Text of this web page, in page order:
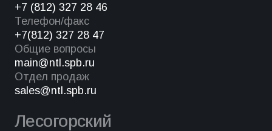
+7 (812) 327 28 46
Телефон/факс
+7(812) 327 28 47
Общие вопросы
main@ntl.spb.ru
Отдел продаж
sales@ntl.spb.ru
Лесогорский